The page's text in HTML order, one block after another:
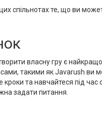
спільнотах те, що ви
власну гру є
такими як Javarush ви
кроки та навчайтеся під
задати питання.